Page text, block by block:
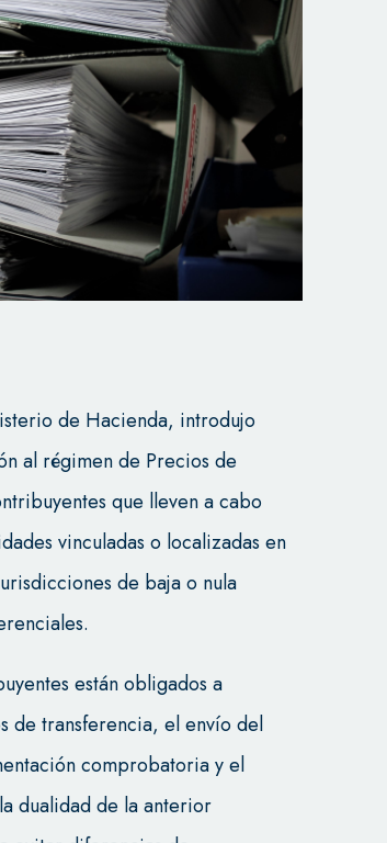
de Hacienda, introdujo
al régimen de Precios de
que lleven a cabo
vinculadas o localizadas en
de baja o nula
están obligados a
de transferencia, el envío del
comprobatoria y el
dualidad de la anterior